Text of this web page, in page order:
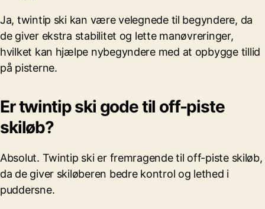
Ja, twintip ski kan være velegnede til begyndere, da
de giver ekstra stabilitet og lette manøvreringer,
hvilket kan hjælpe nybegyndere med at opbygge tillid
på pisterne.
Er twintip ski gode til off-piste
skiløb?
Absolut. Twintip ski er fremragende til off-piste skiløb,
da de giver skiløberen bedre kontrol og lethed i
puddersne.